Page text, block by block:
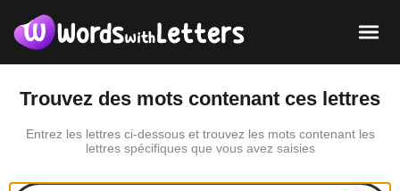
Trouvez des mots contenant ces lettres
Entrez les lettres ci-dessous et trouvez les mots contenant les
lettres spécifiques que vous avez saisies